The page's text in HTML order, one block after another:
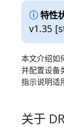
特性
v1.35
本文介绍如
并配置设备
指示说明适
关于